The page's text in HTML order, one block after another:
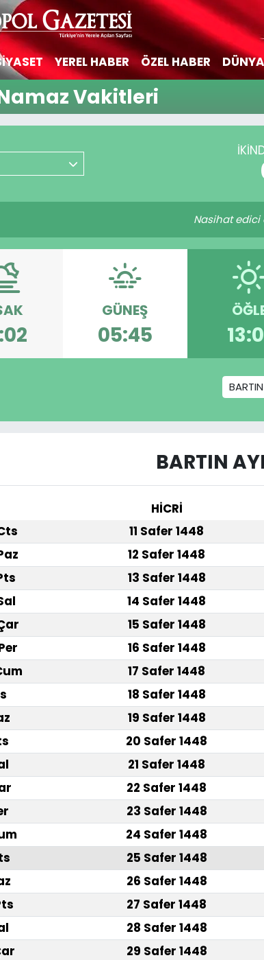
YEREL HABER ÖZEL HABER DÜNYA
Vakitleri
Nasihat
GÜNEŞ
05:45
BARTIN
BARTIN
HİCRİ
11 Safer 1448
12 Safer 1448
13 Safer 1448
14 Safer 1448
15 Safer 1448
16 Safer 1448
17 Safer 1448
18 Safer 1448
19 Safer 1448
20 Safer 1448
21 Safer 1448
22 Safer 1448
23 Safer 1448
24 Safer 1448
25 Safer 1448
26 Safer 1448
27 Safer 1448
28 Safer 1448
29 Safer 1448
ve Fikstür